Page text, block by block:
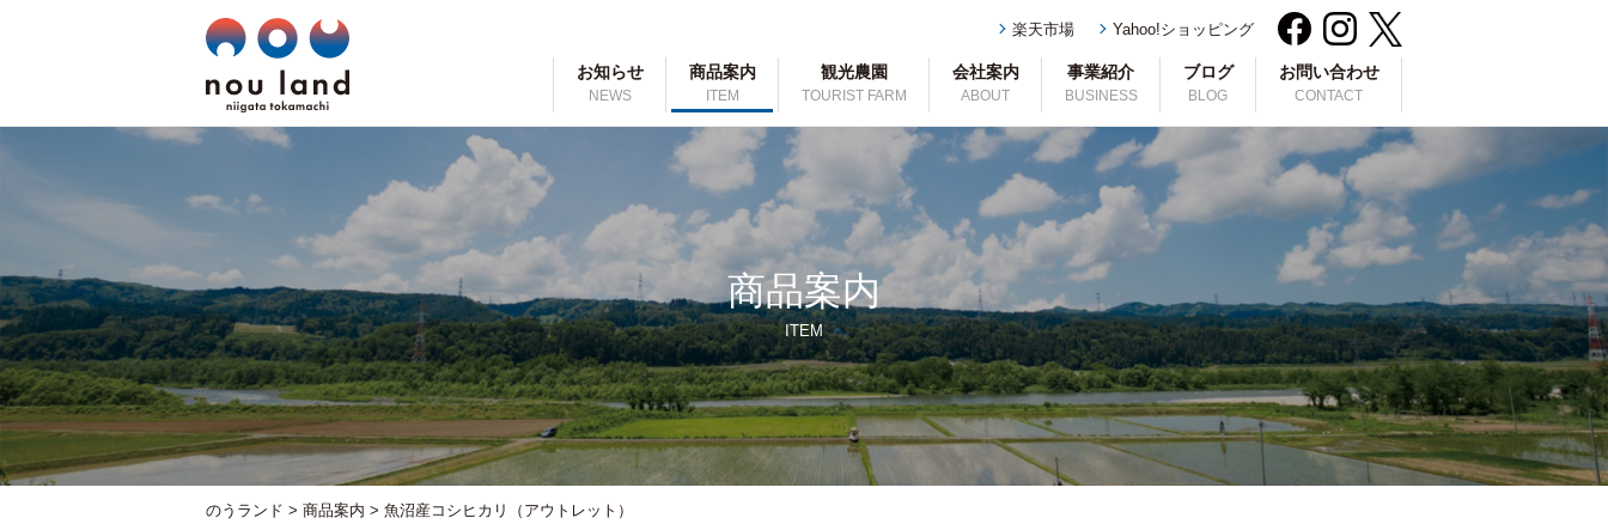
楽天市場 Yahoo!ショッピング
お知らせ
NEWS
商品案内
ITEM
観光農園
TOURIST FARM
会社案内
ABOUT
事業紹介
BUSINESS
ブログ
BLOG
お問い合わせ
CONTACT
商品案内
ITEM
のうランド > 商品案内 > 魚沼産コシヒカリ（アウトレット）